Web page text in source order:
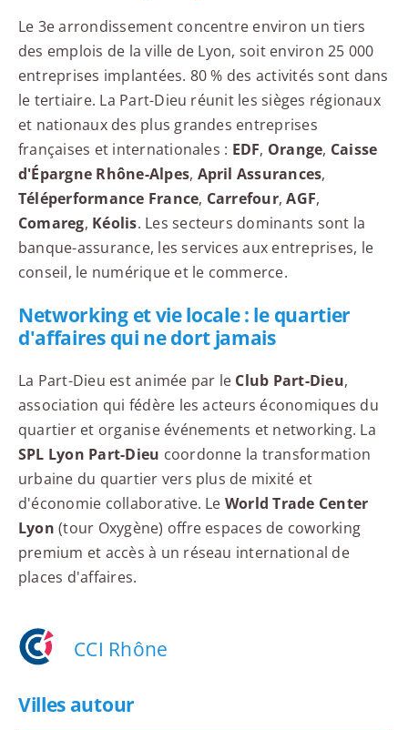
Le 3e arrondissement concentre environ un tiers
des emplois de la ville de Lyon, soit environ 25 000
entreprises implantées. 80 % des activités sont dans
le tertiaire. La Part-Dieu réunit les sièges régionaux
et nationaux des plus grandes entreprises
françaises et internationales : EDF, Orange, Caisse
d'Épargne Rhône-Alpes, April Assurances,
Téléperformance France, Carrefour,AGF,
Comareg, Kéolis. Les secteurs dominants sont la
banque-assurance, les services aux entreprises, le
conseil, le numérique et le commerce.
Networking et vie locale : le quartier
d'affaires qui ne dort jamais
La Part-Dieu est animée par le Club Part-Dieu,
association qui fédère les acteurs économiques du
quartier et organise événements et networking. La
SPL Lyon Part-Dieu coordonne la transformation
urbaine du quartier vers plus de mixité et
d'économie collaborative. Le World Trade Center
Lyon (tour Oxygène) offre espaces de coworking
premium et accès à un réseau international de
places d'affaires.
CCI Rhône
Villes autour